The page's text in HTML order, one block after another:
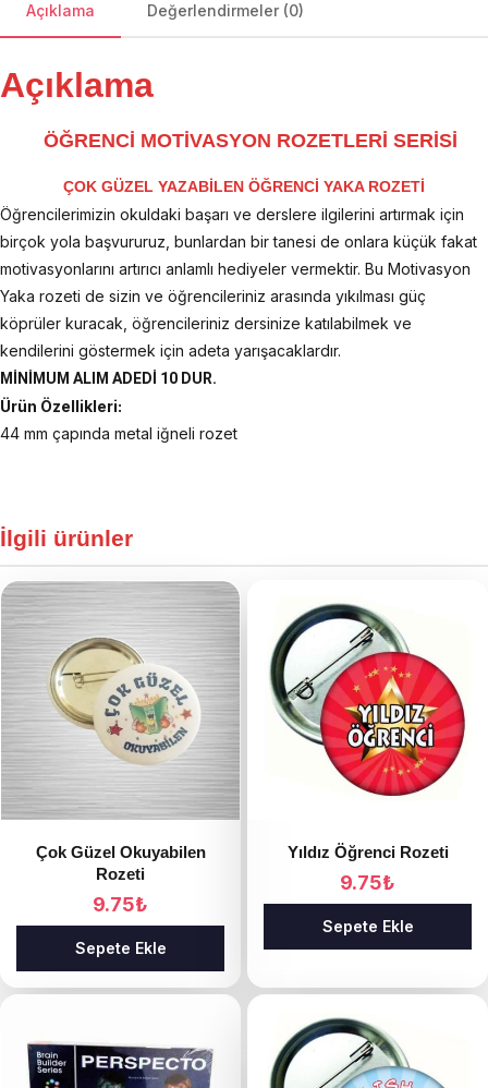
Açıklama Değerlendirmeler (0)
Açıklama
ÖĞRENCİ MOTİVASYON ROZETLERİ SERİSİ
ÇOK GÜZEL YAZABİLEN ÖĞRENCİ YAKA ROZETİ
Öğrencilerimizin okuldaki başarı ve derslere ilgilerini artırmak için
birçok yola başvururuz, bunlardan bir tanesi de onlara küçük fakat
motivasyonlarını artırıcı anlamlı hediyeler vermektir. Bu Motivasyon
Yaka rozeti de sizin ve öğrencileriniz arasında yıkılması güç
köprüler kuracak, öğrencileriniz dersinize katılabilmek ve
kendilerini göstermek için adeta yarışacaklardır.
MİNİMUM ALIM ADEDİ 10 DUR.
Ürün Özellikleri:
44 mm çapında metal iğneli rozet
İlgili ürünler
Çok Güzel Okuyabilen
Rozeti
9.75₺
Sepete Ekle
Yıldız Öğrenci Rozeti
9.75₺
Sepete Ekle